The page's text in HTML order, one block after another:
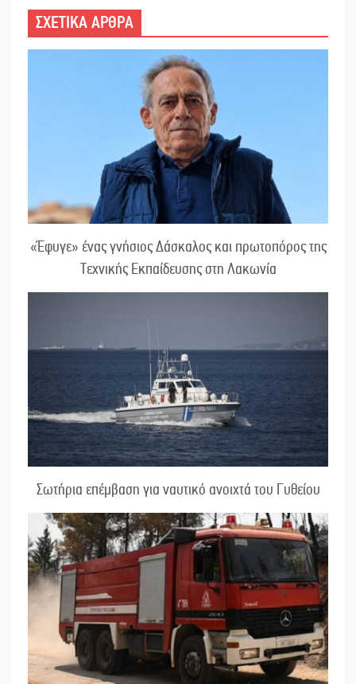
ΣΧΕΤΙΚΑ ΑΡΘΡΑ
«Έφυγε» ένας γνήσιος Δάσκαλος και πρωτοπόρος της
Τεχνικής Εκπαίδευσης στη Λακωνία
Σωτήρια επέμβαση για ναυτικό ανοιχτά του Γυθείου